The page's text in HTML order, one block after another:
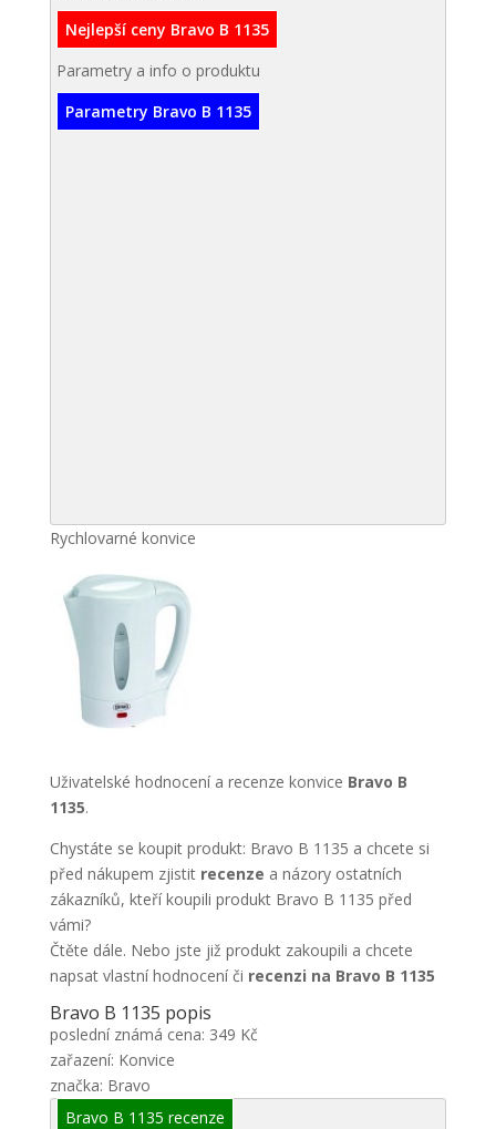
Nejlepší ceny Bravo B 1135
Parametry a info o produktu
Parametry Bravo B 1135
Rychlovarné konvice
Uživatelské hodnocení a recenze konvice Bravo B
1135.
Chystáte se koupit produkt: Bravo B 1135 a chcete si
před nákupem zjistit recenze a názory ostatních
zákazníků, kteří koupili produkt Bravo B 1135 před
vámi?
Čtěte dále. Nebo jste již produkt zakoupili a chcete
napsat vlastní hodnocení či recenzi na Bravo B 1135
Bravo B 1135 popis
poslední známá cena: 349 Kč
zařazení: Konvice
značka: Bravo
Bravo B 1135 recenze